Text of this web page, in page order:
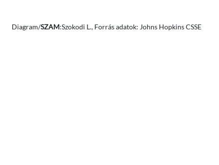
Diagram/SZAM:Szokodi L., Forrás adatok: Johns Hopkins CSSE